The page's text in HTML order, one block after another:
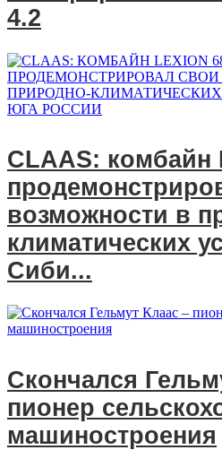
4.2
CLAAS: комбайн
возможности в
климатических
Сиби...
Скончался
пионер
машиностроения